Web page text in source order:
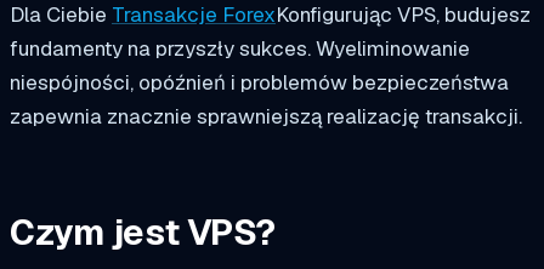
Dla Ciebie Transakcje ForexKonfigurując VPS, budujesz
fundamenty na przyszły sukces. Wyeliminowanie
niespójności, opóźnień i problemów bezpieczeństwa
zapewnia znacznie sprawniejszą realizację transakcji.
Czym jest VPS?